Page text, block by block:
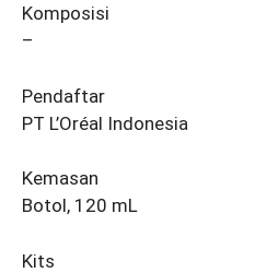
Komposisi
–
Pendaftar
PT L’Oréal Indonesia
Kemasan
Botol, 120 mL
Kits